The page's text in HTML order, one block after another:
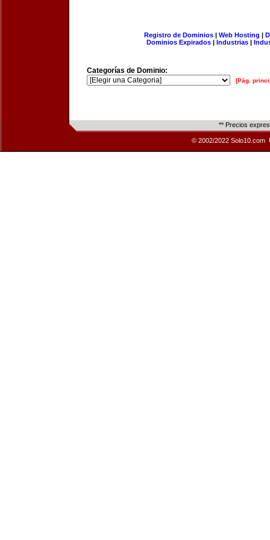
Registro de Dominios| Web Hosting |
Dominios Expirados | Industrias |
Categorías de Dominio:
[Pág.
** Precios
© 2002/2022 Solo10.com